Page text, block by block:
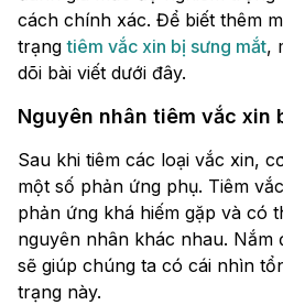
cách chính xác. Để biết thêm
trạngtiêm vắc xin bị sưng mắt,
dõi bài viết dưới đây.
Nguyên nhân tiêm vắc xin
Sau khi tiêm các loại vắc xin,
một số phản ứng phụ. Tiêm
phản ứng khá hiếm gặp và có
nguyên nhân khác nhau.
sẽ giúp chúng ta có cái nhìn
trạng này.